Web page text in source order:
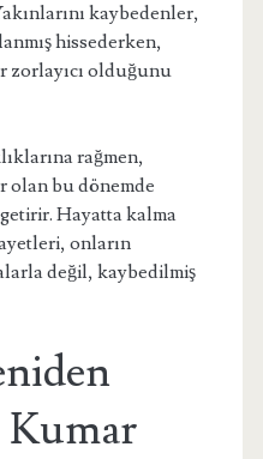
kaybedenler,
hissederken,
zorlayıcı olduğunu
rağmen,
olan bu dönemde
Hayatta kalma
onların
değil, kaybedilmiş
Kumar